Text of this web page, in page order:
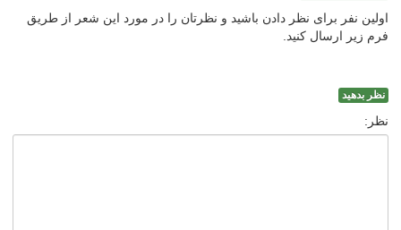
اولین نفر برای نظر دادن باشید و نظرتان را در مورد این شعر از طریق
فرم زیر ارسال کنید.
نظر بدهید
نظر: